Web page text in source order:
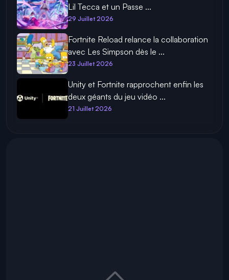
Lil Tecca et un Passe ...
29 Juillet 2026
Fortnite Reload relance la collaboration
avec Les Simpson dès le ...
23 Juillet 2026
Unity et Fortnite rapprochent enfin les
deux géants du jeu vidéo ...
21 Juillet 2026